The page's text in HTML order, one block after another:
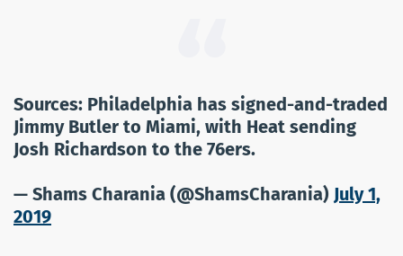
Sources: Philadelphia has signed-and-traded
Jimmy Butler to Miami, with Heat sending
Josh Richardson to the 76ers.
— Shams Charania (@ShamsCharania) July 1,
2019